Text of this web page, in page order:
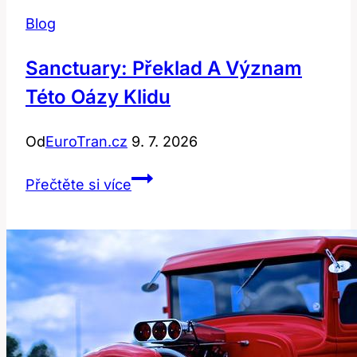
Blog
Sanctuary: Překlad A Význam
Této Oázy Klidu
OdEuroTran.cz 9. 7. 2026
Přečtěte si víceSanctuary:
této
oázy
klidu